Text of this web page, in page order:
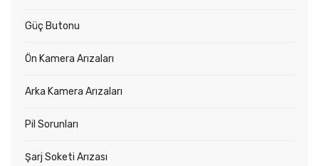
Güç Butonu
Ön Kamera Arızaları
Arka Kamera Arızaları
Pil Sorunları
Şarj Soketi Arızası